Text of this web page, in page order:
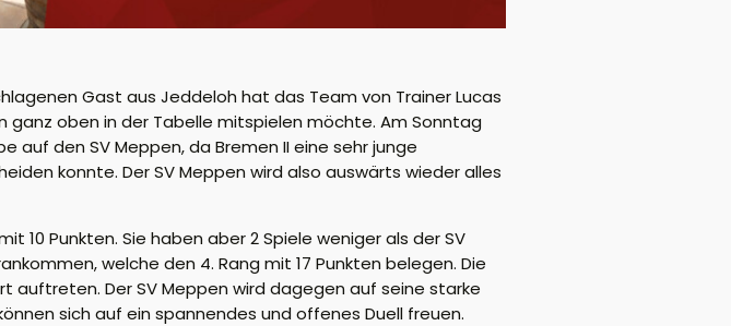
Gast aus Jeddeloh hat das Team von Trainer Lucas
oben in der Tabelle mitspielen möchte. Am Sonntag
den SV Meppen, da Bremen II eine sehr junge
konnte. Der SV Meppen wird also auswärts wieder alles
10 Punkten. Sie haben aber 2 Spiele weniger als der SV
welche den 4. Rang mit 17 Punkten belegen. Die
auftreten. Der SV Meppen wird dagegen auf seine starke
sich auf ein spannendes und offenes Duell freuen.